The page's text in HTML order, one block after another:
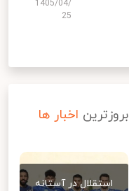
1405/04/
25
بروزترین اخبار ها
استقلال در آستانه